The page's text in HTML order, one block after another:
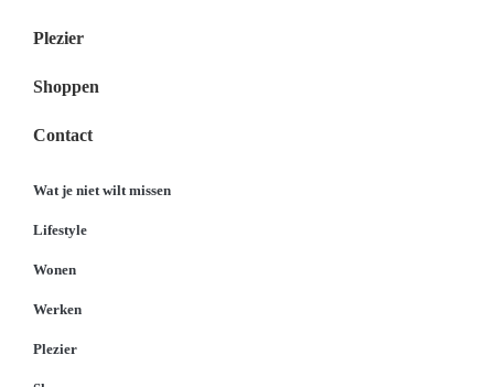
Plezier
Shoppen
Contact
Wat je niet wilt missen
Lifestyle
Wonen
Werken
Plezier